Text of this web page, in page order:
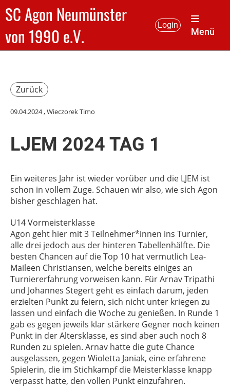
SC Agon Neumünster
von 1990 e.V.
Login
Menü
Zurück
09.04.2024, Wieczorek Timo
LJEM 2024 TAG 1
Ein weiteres Jahr ist wieder vorüber und die LJEM ist
schon in vollem Zuge. Schauen wir also, wie sich Agon
bisher geschlagen hat.
U14 Vormeisterklasse
Agon geht hier mit 3 Teilnehmer*innen ins Turnier,
alle drei jedoch aus der hinteren Tabellenhälfte. Die
besten Chancen auf die Top 10 hat vermutlich Lea-
Maileen Christiansen, welche bereits einiges an
Turniererfahrung vorweisen kann. Für Arnav Tripathi
und Johannes Stegert geht es einfach darum, jeden
erzielten Punkt zu feiern, sich nicht unter kriegen zu
lassen und einfach die Woche zu genießen. In Runde 1
gab es gegen jeweils klar stärkere Gegner noch keinen
Punkt in der Altersklasse, es sind aber auch noch 8
Runden zu spielen. Arnav hatte die gute Chance
ausgelassen, gegen Wioletta Janiak, eine erfahrene
Spielerin, die im Stichkampf die Meisterklasse knapp
verpasst hatte, den vollen Punkt einzufahren.